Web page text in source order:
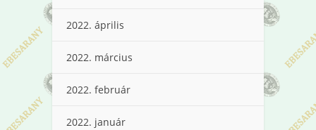
2022. április
2022. március
2022. február
2022. január